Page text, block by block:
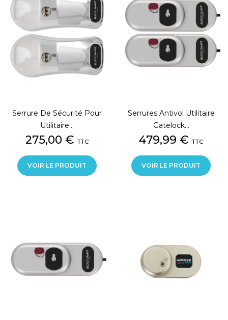
Serrure De Sécurité Pour
Utilitaire...
Prix
275,00 € TTC
VOIR LE PRODUIT
Serrures Antivol Utilitaire
Gatelock...
Prix
479,99 € TTC
VOIR LE PRODUIT